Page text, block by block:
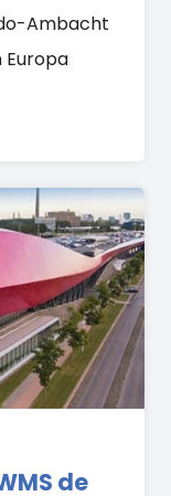
Ambacht
de